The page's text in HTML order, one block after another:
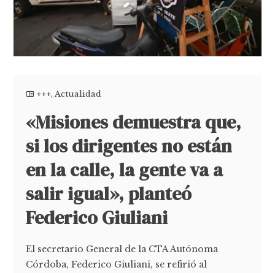
+++,Actualidad
«Misiones demuestra que,
si los dirigentes no están
en la calle, la gente va a
salir igual», planteó
Federico Giuliani
El secretario General de la CTA Autónoma
Córdoba, Federico Giuliani, se refirió al